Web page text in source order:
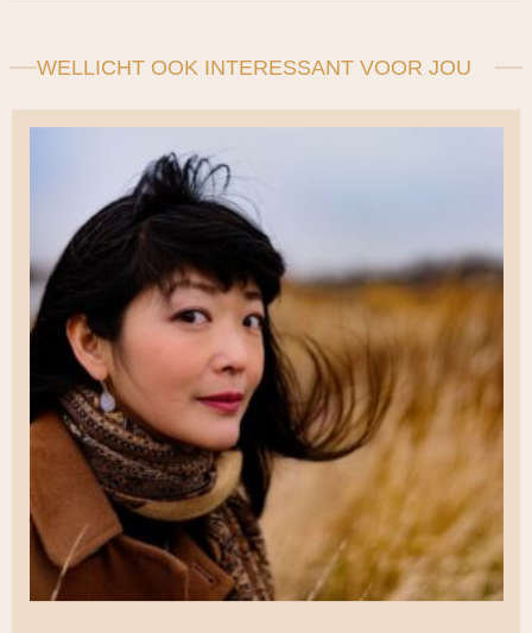
WELLICHT OOK INTERESSANT VOOR JOU